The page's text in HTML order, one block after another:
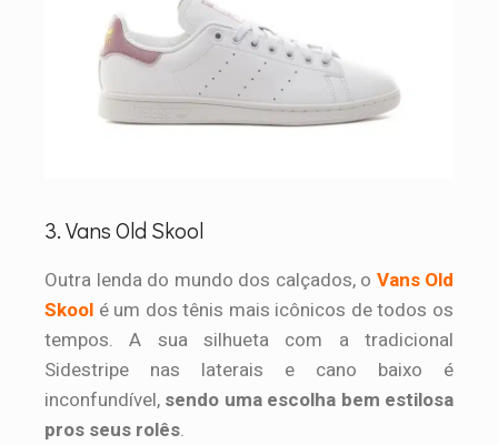
3. Vans Old Skool
Outra lenda do mundo dos calçados, o Vans Old
Skool é um dos tênis mais icônicos de todos os
tempos. A sua silhueta com a tradicional
Sidestripe nas laterais e cano baixo é
inconfundível, sendo uma escolha bem estilosa
pros seus rolês.